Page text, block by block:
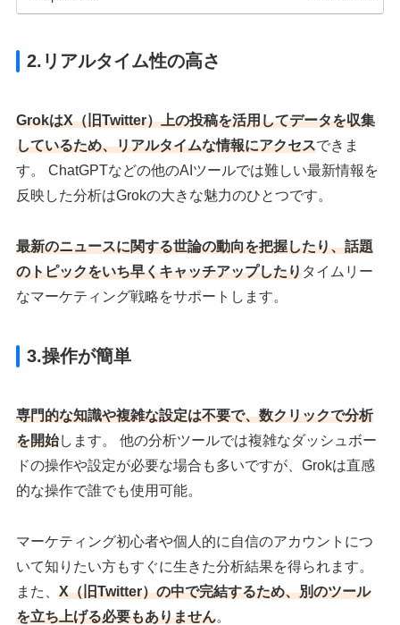
2. リアルタイム性の高さ
GrokはX（旧Twitter）上の投稿を活用してデータを収集
しているため、リアルタイムな情報にアクセスできま
す。 ChatGPTなどの他のAIツールでは難しい最新情報を
反映した分析はGrokの大きな魅力のひとつです。
最新のニュースに関する世論の動向を把握したり、話題
のトピックをいち早くキャッチアップしたりタイムリー
なマーケティング戦略をサポートします。
3.操作が簡単
専門的な知識や複雑な設定は不要で、数クリックで分析
を開始します。 他の分析ツールでは複雑なダッシュボー
ドの操作や設定が必要な場合も多いですが、Grokは直感
的な操作で誰でも使用可能。
マーケティング初心者や個人的に自信のアカウントにつ
いて知りたい方もすぐに生きた分析結果を得られます。
また、X（旧Twitter）の中で完結するため、別のツール
を立ち上げる必要もありません。